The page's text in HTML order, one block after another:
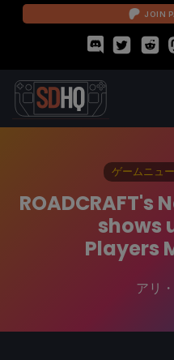
JOIN
ゲームニュ
ROADCRAFT's
shows
Players
アリ